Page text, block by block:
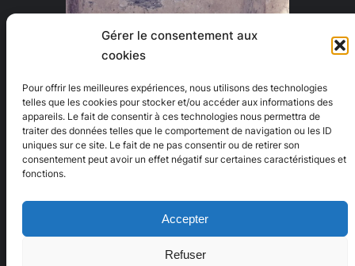
Gérer le consentement aux
cookies
Pour offrir les meilleures expériences, nous utilisons des technologies
telles que les cookies pour stocker et/ou accéder aux informations des
appareils. Le fait de consentir à ces technologies nous permettra de
traiter des données telles que le comportement de navigation ou les ID
uniques sur ce site. Le fait de ne pas consentir ou de retirer son
consentement peut avoir un effet négatif sur certaines caractéristiques et
fonctions.
Accepter
Refuser
Partager :
X LinkedIn E-mail
J’aime ça :
Apprendre avec M.MIGNOTTE